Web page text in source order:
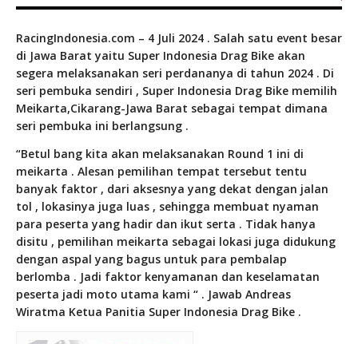
RacingIndonesia.com – 4 Juli 2024 . Salah satu event besar
di Jawa Barat yaitu Super Indonesia Drag Bike akan
segera melaksanakan seri perdananya di tahun 2024 . Di
seri pembuka sendiri , Super Indonesia Drag Bike memilih
Meikarta,Cikarang-Jawa Barat sebagai tempat dimana
seri pembuka ini berlangsung .
“Betul bang kita akan melaksanakan Round 1 ini di
meikarta . Alesan pemilihan tempat tersebut tentu
banyak faktor , dari aksesnya yang dekat dengan jalan
tol , lokasinya juga luas , sehingga membuat nyaman
para peserta yang hadir dan ikut serta . Tidak hanya
disitu , pemilihan meikarta sebagai lokasi juga didukung
dengan aspal yang bagus untuk para pembalap
berlomba . Jadi faktor kenyamanan dan keselamatan
peserta jadi moto utama kami “ . Jawab Andreas
Wiratma Ketua Panitia Super Indonesia Drag Bike .